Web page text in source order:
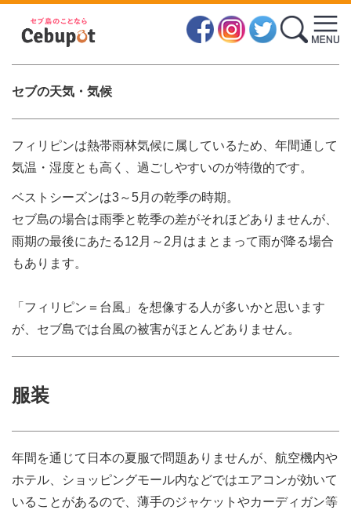
セブの天気・服装・地理
セブの天気・気候
フィリピンは熱帯雨林気候に属しているため、年間通して
気温・湿度とも高く、過ごしやすいのが特徴的です。
ベストシーズンは3～5月の乾季の時期。
セブ島の場合は雨季と乾季の差がそれほどありませんが、
雨期の最後にあたる12月～2月はまとまって雨が降る場合
もあります。
「フィリピン＝台風」を想像する人が多いかと思います
が、セブ島では台風の被害がほとんどありません。
服装
年間を通じて日本の夏服で問題ありませんが、航空機内や
ホテル、ショッピングモール内などではエアコンが効いて
いることがあるので、薄手のジャケットやカーディガン等